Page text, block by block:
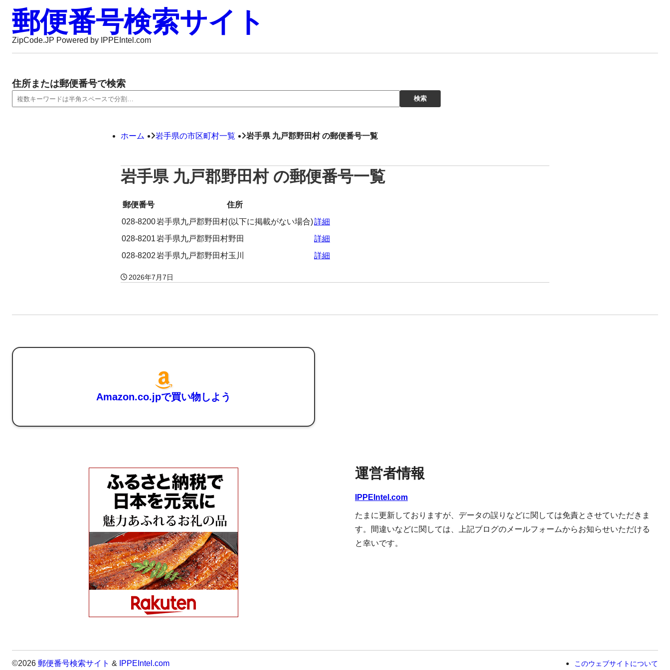
郵便番号検索サイト
ZipCode.JP Powered by IPPEIntel.com
住所または郵便番号で検索
ホーム 岩手県の市区町村一覧 岩手県 九戸郡野田村 の郵便番号一覧
岩手県 九戸郡野田村 の郵便番号一覧
郵便番号
住所
028-8200岩手県九戸郡野田村(以下に掲載がない場合)詳細
028-8201岩手県九戸郡野田村野田
詳細
028-8202岩手県九戸郡野田村玉川 詳細
2026年7月7日
Amazon.co.jpで買い物しよう
運営者情報
IPPEIntel.com
たまに更新しておりますが、データの誤りなどに関しては免責とさせていただきま
す。間違いなどに関しては、上記ブログのメールフォームからお知らせいただける
と幸いです。
©2026郵便番号検索サイト & IPPEIntel.com このウェブサイトについて